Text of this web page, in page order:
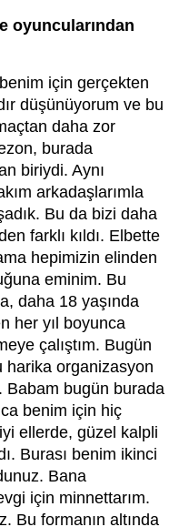
oyuncularından
için gerçekten
düşünüyorum ve bu
daha zor
burada
biriydi. Aynı
arkadaşlarımla
Bu da bizi daha
farklı kıldı. Elbette
hepimizin elinden
eminim. Bu
daha 18 yaşında
her yıl boyunca
çalıştım. Bugün
harika organizasyon
Babam bugün burada
benim için hiç
ellerde, güzel kalpli
Burası benim ikinci
Bana
için minnettarım.
Bu formanın altında